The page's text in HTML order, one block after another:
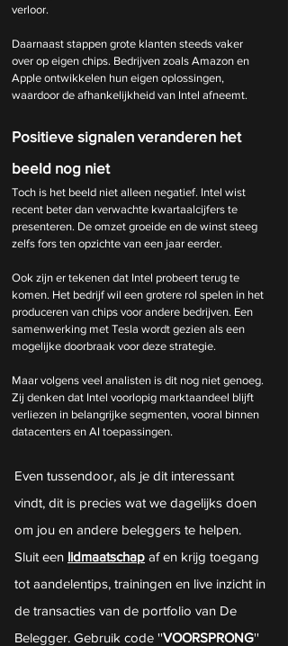
verloor.
Daarnaast stappen grote klanten steeds vaker
over op eigen chips. Bedrijven zoals Amazon en
Apple ontwikkelen hun eigen oplossingen,
waardoor de afhankelijkheid van Intel afneemt.
Positieve signalen veranderen het
beeld nog niet
Toch is het beeld niet alleen negatief. Intel wist
recent beter dan verwachte kwartaalcijfers te
presenteren. De omzet groeide en de winst steeg
zelfs fors ten opzichte van een jaar eerder.
Ook zijn er tekenen dat Intel probeert terug te
komen. Het bedrijf wil een grotere rol spelen in het
produceren van chips voor andere bedrijven. Een
samenwerking met Tesla wordt gezien als een
mogelijke doorbraak voor deze strategie.
Maar volgens veel analisten is dit nog niet genoeg.
Zij denken dat Intel voorlopig marktaandeel blijft
verliezen in belangrijke segmenten, vooral binnen
datacenters en AI toepassingen.
Even tussendoor, als je dit interessant
vindt, dit is precies wat we dagelijks doen
om jou en andere beleggers te helpen.
Sluit een lidmaatschap af en krijg toegang
tot aandelentips, trainingen en live inzicht in
de transacties van de portfolio van De
Belegger. Gebruik code ''VOORSPRONG''